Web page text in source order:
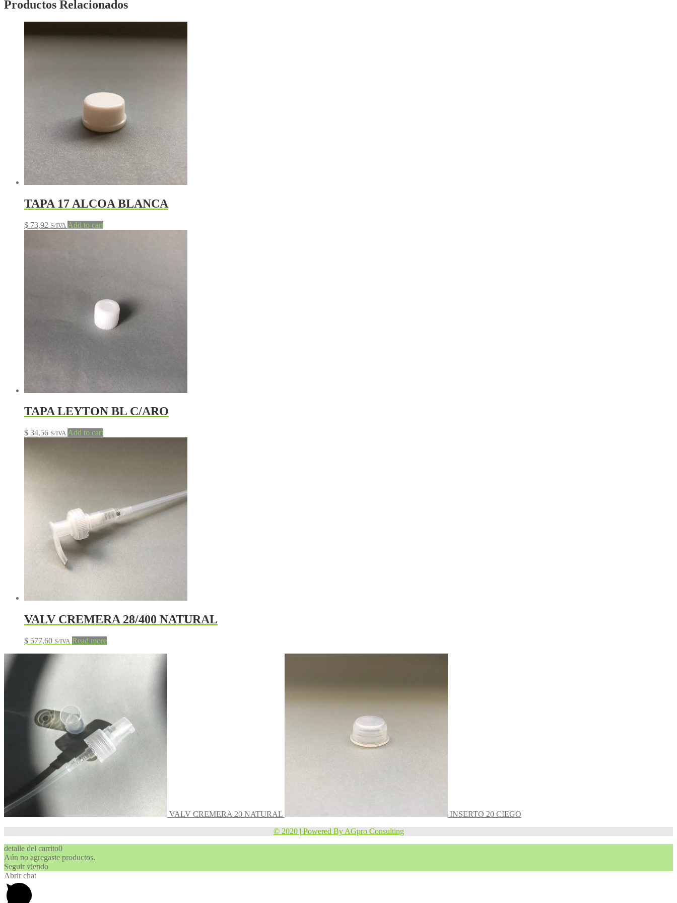
Productos Relacionados
TAPA 17 ALCOA BLANCA
$ 73,92 S/IVA Add to cart
TAPA LEYTON BL C/ARO
$ 34,56 S/IVA Add to cart
VALV CREMERA 28/400 NATURAL
$ 577,60 S/IVA Read more
VALV CREMERA 20 NATURAL
INSERTO 20 CIEGO
© 2020 | Powered By AGpro Consulting
detalle del carrito0
Aún no agregaste productos.
Seguir viendo
Abrir chat